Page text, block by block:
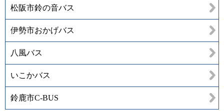
松阪市鈴の音バス
伊勢市おかげバス
八風バス
いこかバス
鈴鹿市C-BUS